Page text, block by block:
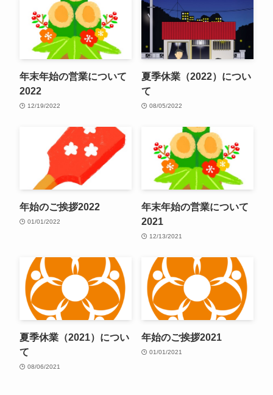
年末年始の営業について
2022
12/19/2022
夏季休業（2022）につい
て
08/05/2022
年始のご挨拶2022
01/01/2022
年末年始の営業について
2021
12/13/2021
夏季休業（2021）につい
て
08/06/2021
年始のご挨拶2021
01/01/2021